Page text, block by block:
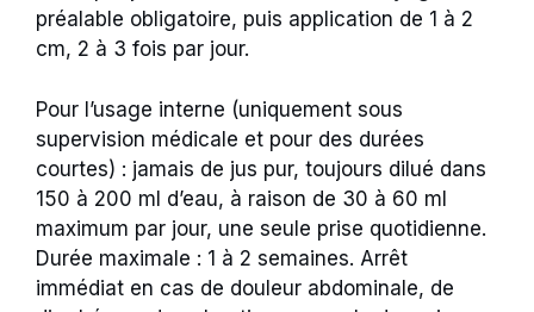
préalable obligatoire, puis application de 1 à 2
cm, 2 à 3 fois par jour.
Pour l’usage interne (uniquement sous
supervision médicale et pour des durées
courtes) : jamais de jus pur, toujours dilué dans
150 à 200 ml d’eau, à raison de 30 à 60 ml
maximum par jour, une seule prise quotidienne.
Durée maximale : 1 à 2 semaines. Arrêt
immédiat en cas de douleur abdominale, de